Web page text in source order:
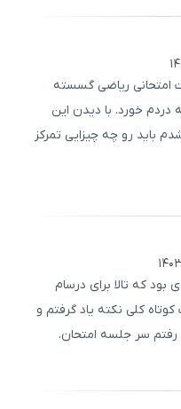
امتحانی ریاضی گسسته
دردم خورد. با دیدن این
باید رو چه چیزایی تمرکز
که تالا برای درسام
کلی نکته یاد گرفتم و
رفتم سر جلسه امتحان.